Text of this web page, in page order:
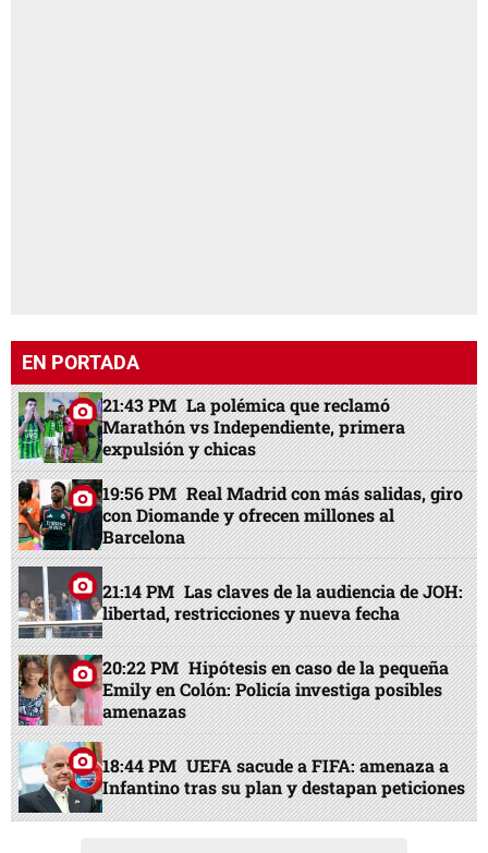
EN PORTADA
21:43 PM La polémica que reclamó
Marathón vs Independiente, primera
expulsión y chicas
19:56 PM Real Madrid con más salidas, giro
con Diomande y ofrecen millones al
Barcelona
21:14 PM Las claves de la audiencia de JOH:
libertad, restricciones y nueva fecha
20:22 PM Hipótesis en caso de la pequeña
Emily en Colón: Policía investiga posibles
amenazas
18:44 PM UEFA sacude a FIFA: amenaza a
Infantino tras su plan y destapan peticiones